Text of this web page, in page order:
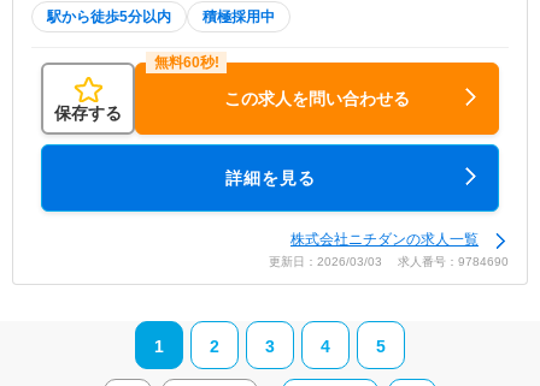
駅から徒歩5分以内 積極採用中
保存する
この求人を問い合わせる
詳細を見る
株式会社ニチダンの求人一覧
更新日：2026/03/03 求人番号：9784690
1 2 3 4 5